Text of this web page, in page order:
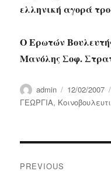
ελληνική αγορά
Ο Ερωτών
Μανόλης Σοφ.
Author
admin
Posted
on
12/02/2007
ΓΕΩΡΓΙΑ,
PREVIOUS